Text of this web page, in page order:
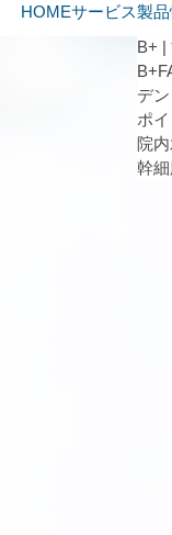
HOMEサービス製
B+ |
デ
ポ
院
幹